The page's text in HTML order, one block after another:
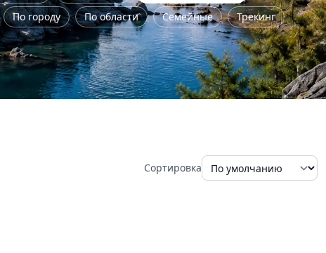
По городу По области Семейные
Трекинг
Сортировка